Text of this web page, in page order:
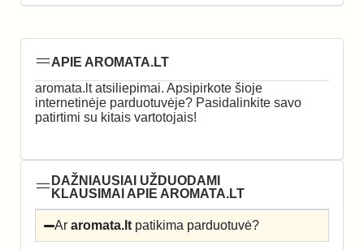
APIE AROMATA.LT
aromata.lt atsiliepimai. Apsipirkote šioje
internetinėje parduotuvėje? Pasidalinkite savo
patirtimi su kitais vartotojais!
DAŽNIAUSIAI UŽDUODAMI
KLAUSIMAI APIE AROMATA.LT
Araromata.lt patikima parduotuvė?